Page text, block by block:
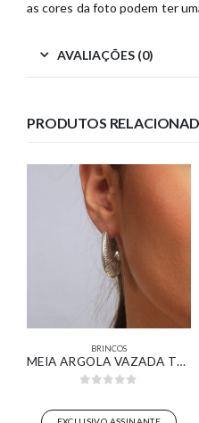
as cores da foto podem ter
AVALIAÇÕES (0)
PRODUTOS
BRINCOS
MEIA ARGOLA VAZADA TEXTURIZADA BANHADA EM OURO BRANCO
EXCLUSIVO ASSINANTE